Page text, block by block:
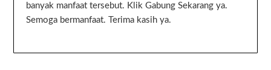
banyak manfaat tersebut. Klik Gabung Sekarang ya.
Semoga bermanfaat. Terima kasih ya.